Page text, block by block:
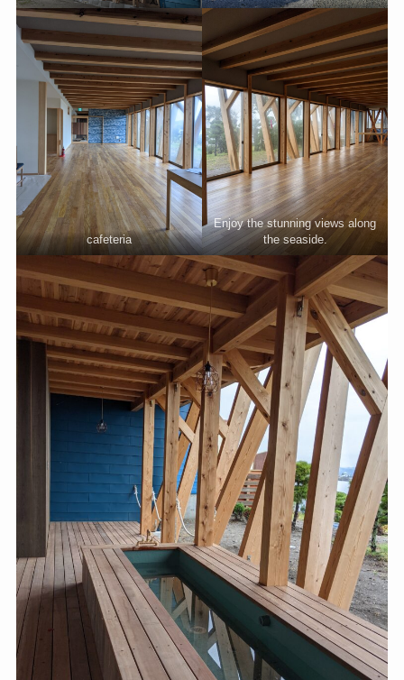
cafeteria
Enjoy the stunning views along
the seaside.